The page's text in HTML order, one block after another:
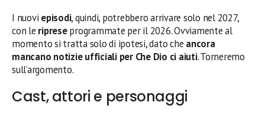
I nuovi episodi, quindi, potrebbero arrivare solo nel 2027,
con le ripreseprogrammate per il 2026. Ovviamente al
momento si tratta solo di ipotesi, dato che ancora
mancano notizie ufficiali per Che Dio ci aiuti. Torneremo
sull’argomento.
Cast, attori e personaggi